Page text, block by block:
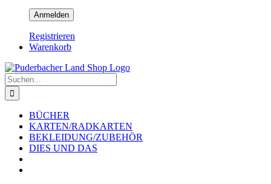
Registrieren
Warenkorb
Suche
nach:
BÜCHER
KARTEN/RADKARTEN
BEKLEIDUNG/ZUBEHÖR
DIES UND DAS